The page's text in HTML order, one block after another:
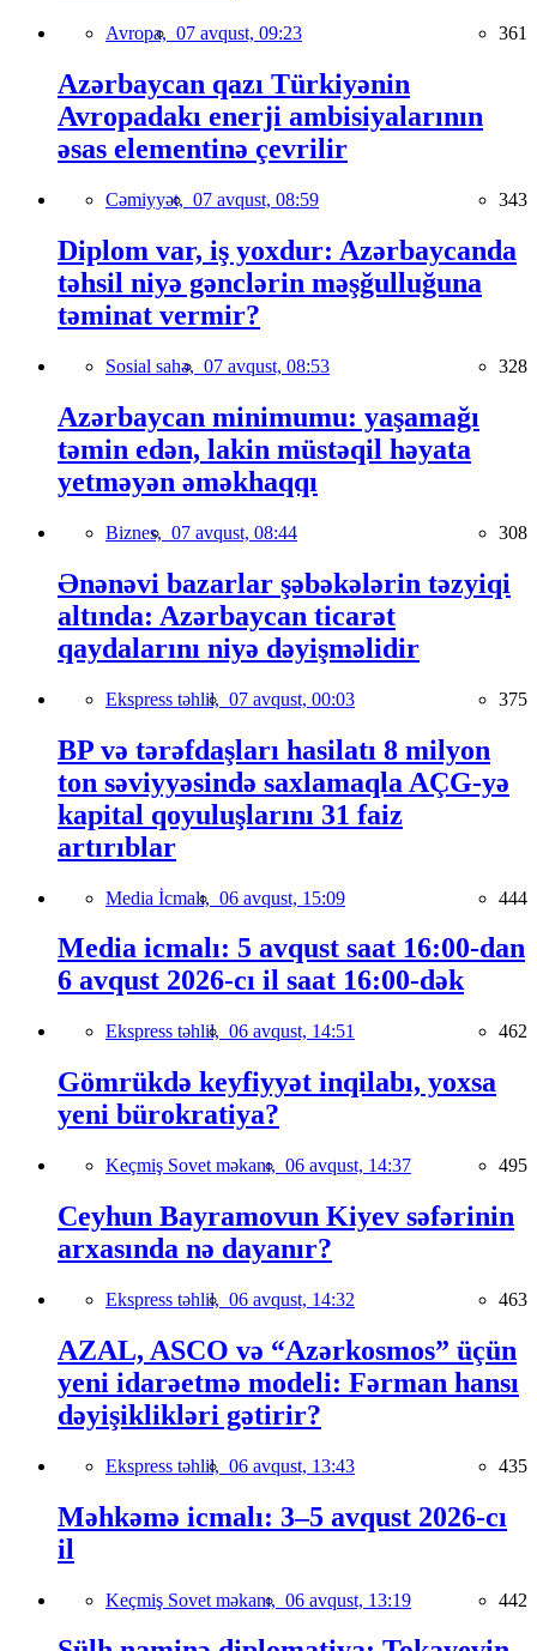
Avropa, 07 avqust, 09:23 361
Azərbaycan qazı Türkiyənin
Avropadakı enerji ambisiyalarının
əsas elementinə çevrilir
Cəmiyyət, 07 avqust, 08:59 343
Diplom var, iş yoxdur: Azərbaycanda
təhsil niyə gənclərin məşğulluğuna
təminat vermir?
Sosial sahə, 07 avqust, 08:53 328
Azərbaycan minimumu: yaşamağı
təmin edən, lakin müstəqil həyata
yetməyən əməkhaqqı
Biznes, 07 avqust, 08:44 308
Ənənəvi bazarlar şəbəkələrin təzyiqi
altında: Azərbaycan ticarət
qaydalarını niyə dəyişməlidir
Ekspress təhlil, 07 avqust, 00:03 375
BP və tərəfdaşları hasilatı 8 milyon
ton səviyyəsində saxlamaqla AÇG-yə
kapital qoyuluşlarını 31 faiz
artırıblar
Media İcmalı, 06 avqust, 15:09 444
Media icmalı: 5 avqust saat 16:00-dan
6 avqust 2026-cı il saat 16:00-dək
Ekspress təhlil, 06 avqust, 14:51 462
Gömrükdə keyfiyyət inqilabı, yoxsa
yeni bürokratiya?
Keçmiş Sovet məkanı, 06 avqust, 14:37 495
Ceyhun Bayramovun Kiyev səfərinin
arxasında nə dayanır?
Ekspress təhlil, 06 avqust, 14:32 463
AZAL, ASCO və “Azərkosmos” üçün
yeni idarəetmə modeli: Fərman hansı
dəyişiklikləri gətirir?
Ekspress təhlil, 06 avqust, 13:43 435
Məhkəmə icmalı: 3–5 avqust 2026-cı
il
Keçmiş Sovet məkanı, 06 avqust, 13:19 442